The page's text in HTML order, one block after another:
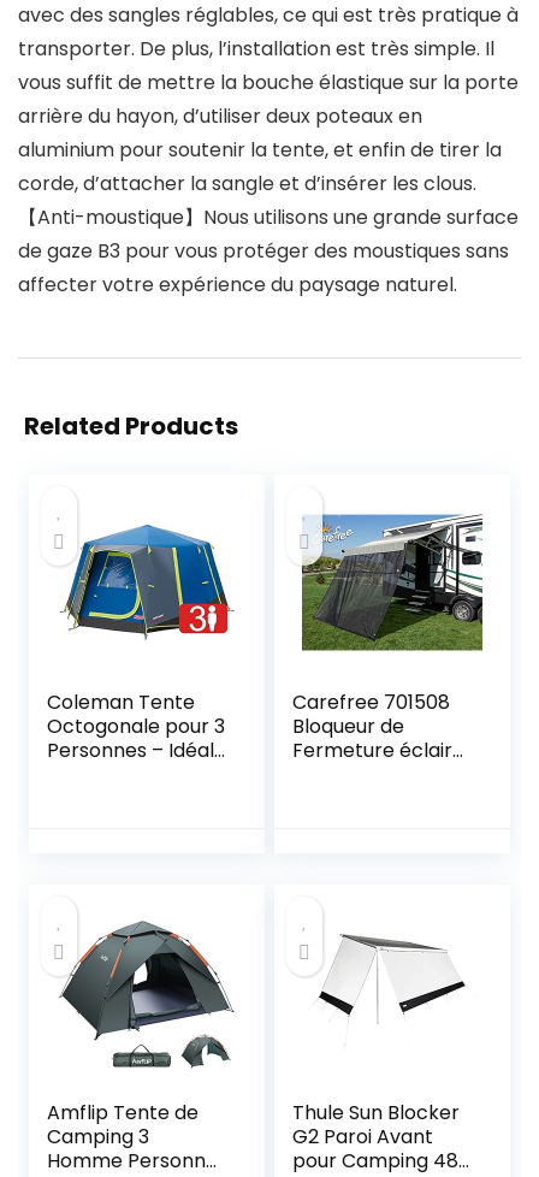
avec des sangles réglables, ce qui est très pratique à
transporter. De plus, l’installation est très simple. Il
vous suffit de mettre la bouche élastique sur la porte
arrière du hayon, d’utiliser deux poteaux en
aluminium pour soutenir la tente, et enfin de tirer la
corde, d’attacher la sangle et d’insérer les clous.
【Anti-moustique】Nous utilisons une grande surface
de gaze B3 pour vous protéger des moustiques sans
affecter votre expérience du paysage naturel.
Related Products
Coleman Tente
Octogonale pour 3
Personnes – Idéale
Carefree 701508
Bloqueur de
Fermeture éclair
Amflip Tente de
Camping 3
Homme Personnes
Thule Sun Blocker
G2 Paroi Avant
pour Camping 480